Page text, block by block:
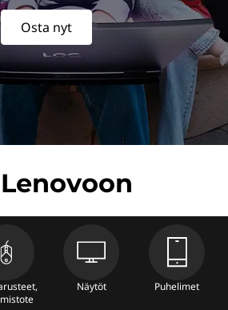
Osta nyt
Näytöt Puhelimet